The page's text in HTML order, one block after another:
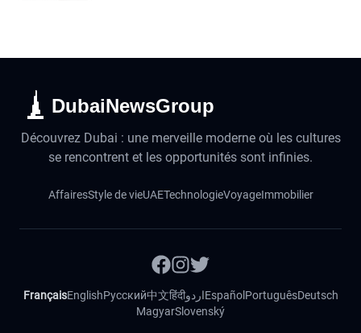
DubaiNewsGroup
Découvrez Dubai : une merveille moderne où les cultures
se rencontrent et les opportunités sont infinies.
AffairesStyle de vieUAETechnologieVoyageImmobilier
FrançaisEnglishРусский中文हिंदीاردوEspañol PortuguêsDeutsch
MagyarSlovenský